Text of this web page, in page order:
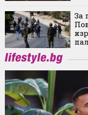
За